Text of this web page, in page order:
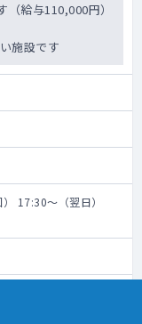
給与110,000円）
施設です
17:30～（翌日）